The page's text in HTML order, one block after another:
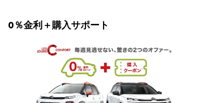
0％金利＋購入サポート